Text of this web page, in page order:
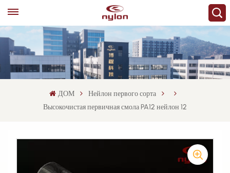
ДОМ
Нейлон первого сорта
Высокочистая первичная смола PA12 нейлон 12